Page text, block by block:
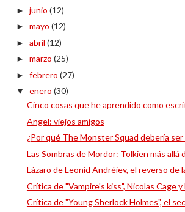
► junio (12)
► mayo (12)
► abril (12)
► marzo (25)
► febrero (27)
▼ enero (30)
Cinco cosas que he aprendido como
Angel: viejos amigos
¿Por qué The Monster Squad debería ser
Las Sombras de Mordor: Tolkien más allá
Lázaro de Leonid Andréiev, el reverso de
Crítica de "Vampire's kiss", Nicolas Cage y
Crítica de "Young Sherlock Holmes", el